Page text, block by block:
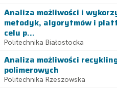
Analiza możliwości i
metodyk, algorytmów i
celu p...
Politechnika Białostocka
Analiza możliwości
polimerowych
Politechnika Rzeszowska